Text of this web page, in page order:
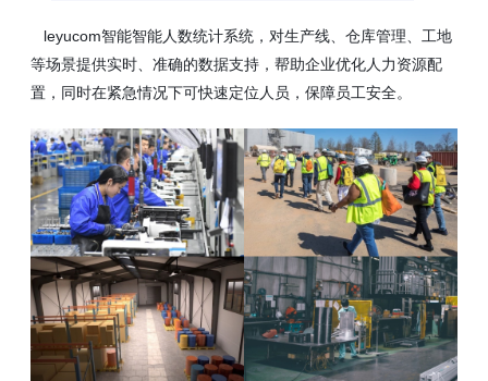
leyucom智能智能人数统计系统，对生产线、仓库管理、工地
等场景提供实时、准确的数据支持，帮助企业优化人力资源配
置，同时在紧急情况下可快速定位人员，保障员工安全。